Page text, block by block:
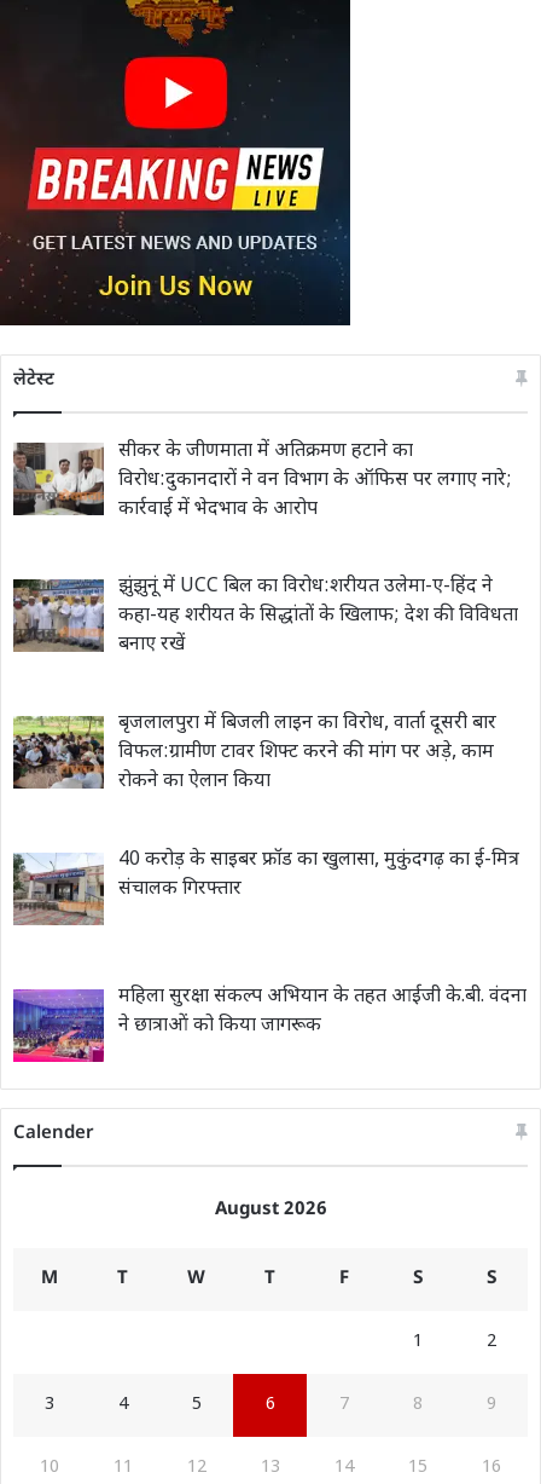
लेटेस्ट
सीकर के जीणमाता में अतिक्रमण हटाने का
विरोध:दुकानदारों ने वन विभाग के ऑफिस पर लगाए नारे;
कार्रवाई में भेदभाव के आरोप
झुंझुनूं में UCC बिल का विरोध:शरीयत उलेमा-ए-हिंद ने
कहा-यह शरीयत के सिद्धांतों के खिलाफ; देश की विविधता
बनाए रखें
बृजलालपुरा में बिजली लाइन का विरोध, वार्ता दूसरी बार
विफल:ग्रामीण टावर शिफ्ट करने की मांग पर अड़े, काम
रोकने का ऐलान किया
40 करोड़ के साइबर फ्रॉड का खुलासा, मुकुंदगढ़ का ई-मित्र
संचालक गिरफ्तार
महिला सुरक्षा संकल्प अभियान के तहत आईजी के.बी. वंदना
ने छात्राओं को किया जागरूक
Calender
August 2026
M T W T F S S
1 2
3 4 5 6 7 8 9
10 11 12 13 14 15 16